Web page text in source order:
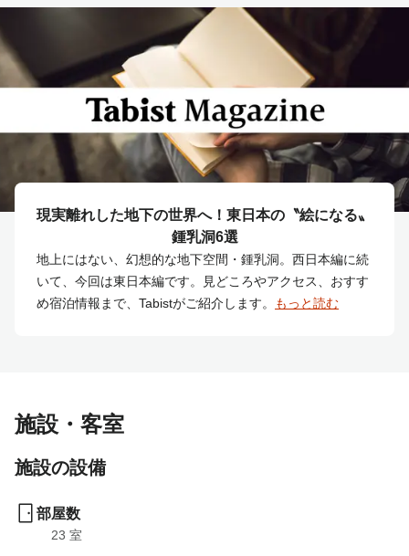
現実離れした地下の世界へ！東日本の〝絵になる〟
鍾乳洞6選
地上にはない、幻想的な地下空間・鍾乳洞。西日本編に続
いて、今回は東日本編です。見どころやアクセス、おすす
め宿泊情報まで、Tabistがご紹介します。
もっと読む
施設・客室
施設の設備
部屋数
23 室